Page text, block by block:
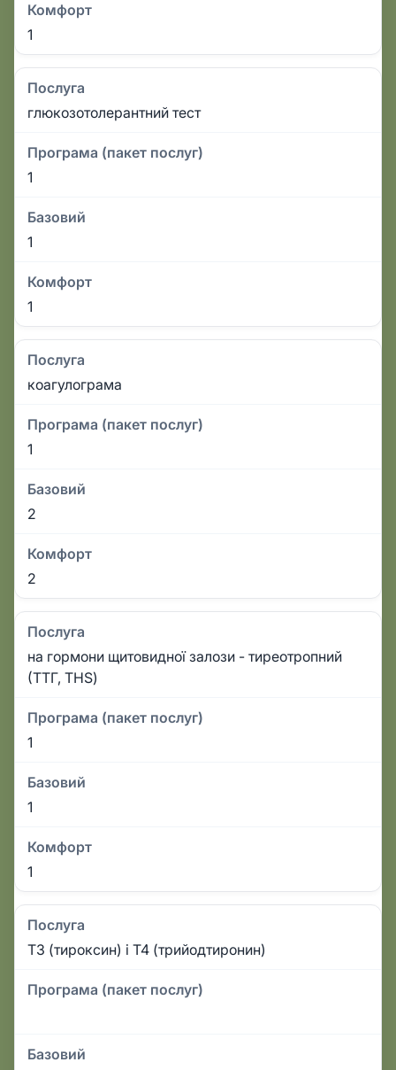
Комфорт
1
Послуга
глюкозотолерантний тест
Програма (пакет послуг)
1
Базовий
1
Комфорт
1
Послуга
коагулограма
Програма (пакет послуг)
1
Базовий
2
Комфорт
2
Послуга
на гормони щитовидної залози - тиреотропний
(ТТГ, THS)
Програма (пакет послуг)
1
Базовий
1
Комфорт
1
Послуга
Т3 (тироксин) і Т4 (трийодтиронин)
Програма (пакет послуг)
Базовий